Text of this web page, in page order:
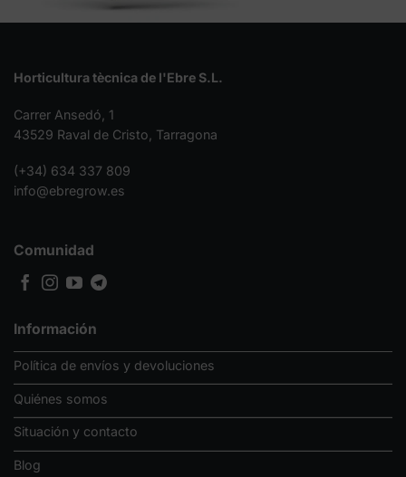
Horticultura tècnica de l'Ebre S.L.
Carrer Ansedó, 1
43529 Raval de Cristo, Tarragona
(+34) 634 337 809
info@ebregrow.es
Información
Política de envíos y devoluciones
Quiénes somos
Situación y contacto
Blog
Comunidad